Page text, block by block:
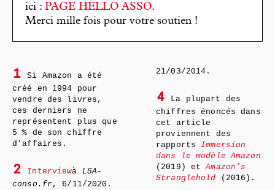
ici : PAGE HELLO ASSO.
Merci mille fois pour votre soutien !
1
Si Amazon a été
créé en 1994 pour
vendre des livres,
ces derniers ne
représentent plus que
5 % de son chiffre
d’affaires.
2 Interviewà LSA-
conso.fr, 6/11/2020.
21/03/2014.
4
La plupart des
chiffres énoncés dans
cet article
proviennent des
rapportsImmersion
dans le modèle Amazon
(2019) etAmazon’s
Stranglehold (2016).